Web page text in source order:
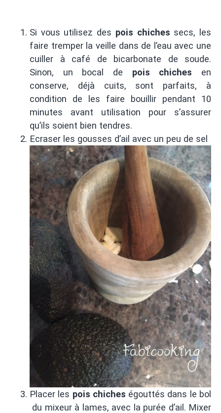
Si vous utilisez des pois chiches secs, les
faire tremper la veille dans de l’eau avec une
cuiller à café de bicarbonate de soude.
Sinon, un bocal de pois chiches en
conserve, déjà cuits, sont parfaits, à
condition de les faire bouillir pendant 10
minutes avant utilisation pour s’assurer
qu’ils soient bien tendres.
Ecraser les gousses d’ail avec un peu de sel
Placer les pois chiches égouttés dans le bol
du mixeur à lames, avec la purée d’ail. Mixer